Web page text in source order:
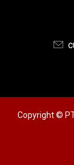
Copyright ©